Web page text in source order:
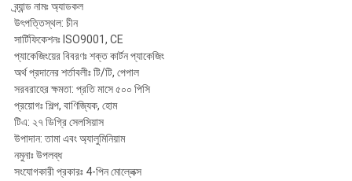
ব্র্যান্ড নামঃ অ্যাডকল
উৎপত্তিস্থল: চীন
সার্টিফিকেশনঃ ISO9001, CE
প্যাকেজিংয়ের বিবরণঃ শক্ত কার্টন প্যাকেজিং
অর্থ প্রদানের শর্তাবলীঃ টি/টি, পেপাল
সরবরাহের ক্ষমতা: প্রতি মাসে ৫০০ পিসি
প্রয়োগঃ শিল্প, বাণিজ্যিক, হোম
টিএ: ২৭ ডিগ্রি সেলসিয়াস
উপাদান: তামা এবং অ্যালুমিনিয়াম
নমুনাঃ উপলব্ধ
সংযোগকারী প্রকারঃ 4-পিন মোল্লেক্স